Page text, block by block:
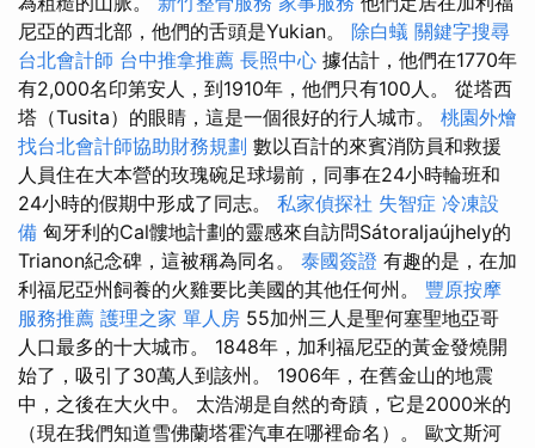
尼亞的西北部，他們的舌頭是Yukian。 除白蟻 關鍵字搜尋
台北會計師 台中推拿推薦 長照中心 據估計，他們在1770年
有2,000名印第安人，到1910年，他們只有100人。 從塔西
塔（Tusita）的眼睛，這是一個很好的行人城市。 桃園外燴
找台北會計師協助財務規劃 數以百計的來賓消防員和救援
人員住在大本營的玫瑰碗足球場前，同事在24小時輪班和
24小時的假期中形成了同志。 私家偵探社 失智症 冷凍設
備 匈牙利的Cal髏地計劃的靈感來自訪問Sátoraljaújhely的
Trianon紀念碑，這被稱為同名。 泰國簽證 有趣的是，在加
利福尼亞州飼養的火雞要比美國的其他任何州。 豐原按摩
服務推薦 護理之家 單人房 55加州三人是聖何塞聖地亞哥
人口最多的十大城市。 1848年，加利福尼亞的黃金發燒開
始了，吸引了30萬人到該州。 1906年，在舊金山的地震
中，之後在大火中。 太浩湖是自然的奇蹟，它是2000米的
（現在我們知道雪佛蘭塔霍汽車在哪裡命名）。 歐文斯河